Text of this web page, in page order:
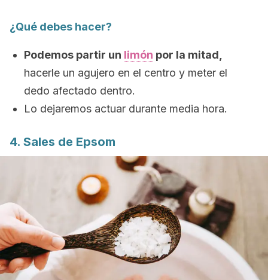
¿Qué debes hacer?
Podemos partir un limón por la mitad,
hacerle un agujero en el centro y meter el
dedo afectado dentro.
Lo dejaremos actuar durante media hora.
4. Sales de Epsom